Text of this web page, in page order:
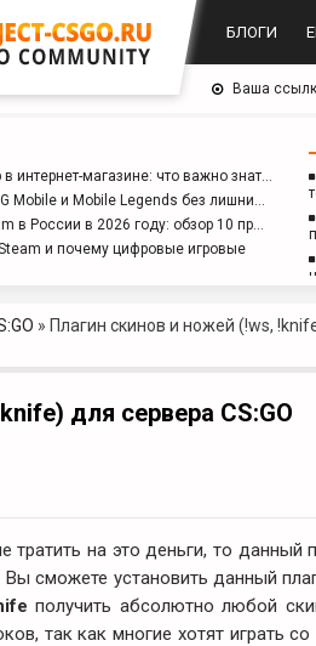
БЛОГИ
Ваша
интернет-магазине: что важно знат…
Mobile и Mobile Legends без лишни…
в России в 2026 году: обзор 10 пр…
и почему цифровые игровые
» Плагин скинов и ножей (!ws,
для сервера CS:GO
тратить на это деньги, то данный
сможете установить данный
получить абсолютно любой
так как многие хотят играть